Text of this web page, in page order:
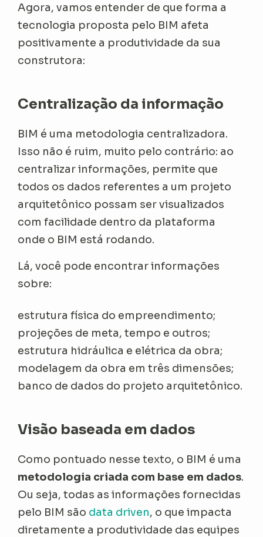
Agora, vamos entender de que forma a
tecnologia proposta pelo BIM afeta
positivamente a produtividade da sua
construtora:
Centralização da informação
BIM é uma metodologia centralizadora.
Isso não é ruim, muito pelo contrário: ao
centralizar informações, permite que
todos os dados referentes a um projeto
arquitetônico possam ser visualizados
com facilidade dentro da plataforma
onde o BIM está rodando.
Lá, você pode encontrar informações
sobre:
estrutura física do empreendimento;
projeções de meta, tempo e outros;
estrutura hidráulica e elétrica da obra;
modelagem da obra em três dimensões;
banco de dados do projeto arquitetônico.
Visão baseada em dados
Como pontuado nesse texto, o BIM é uma
metodologia criada com base em dados.
Ou seja, todas as informações fornecidas
pelo BIM são data driven, o que impacta
diretamente a produtividade das equipes